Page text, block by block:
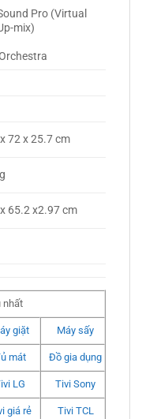
Pro (Virtual
mix)
72 x 25.7 cm
65.2 x2.97 cm
nhất
giặt Máy sấy
mát Đồ gia dụng
LG Tivi Sony
giá rẻ Tivi TCL